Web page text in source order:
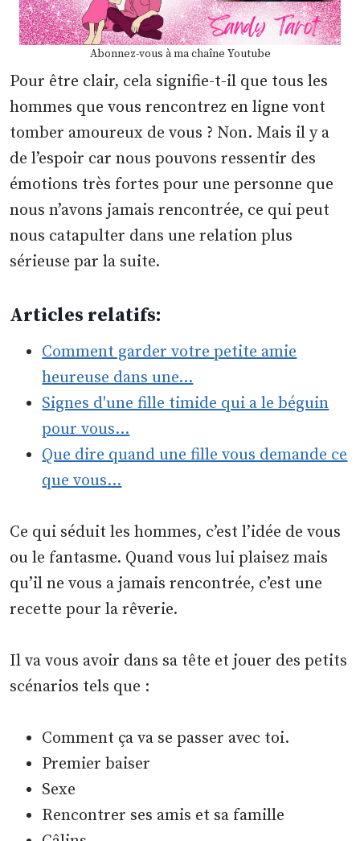
Abonnez-vous à ma chaîne Youtube
Pour être clair, cela signifie-t-il que tous les
hommes que vous rencontrez en ligne vont
tomber amoureux de vous ? Non. Mais il y a
de l’espoir car nous pouvons ressentir des
émotions très fortes pour une personne que
nous n’avons jamais rencontrée, ce qui peut
nous catapulter dans une relation plus
sérieuse par la suite.
Articles relatifs:
Comment garder votre petite amie
heureuse dans une…
Signes d'une fille timide qui a le béguin
pour vous…
Que dire quand une fille vous demande ce
que vous…
Ce qui séduit les hommes, c’est l’idée de vous
ou le fantasme. Quand vous lui plaisez mais
qu’il ne vous a jamais rencontrée, c’est une
recette pour la rêverie.
Il va vous avoir dans sa tête et jouer des petits
scénarios tels que :
Comment ça va se passer avec toi.
Premier baiser
Sexe
Rencontrer ses amis et sa famille